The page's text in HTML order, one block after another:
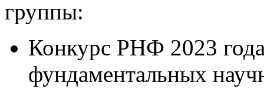
группы:
Конкурс РНФ 2023
фундаментальных